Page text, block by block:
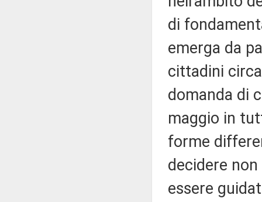
di
emerga da
cittadini
domanda di
maggio in
forme
decidere
essere